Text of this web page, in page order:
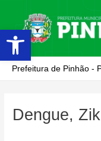
Abrir a barra de
conteúdo
Prefeitura de Pinhão -
Dengue,